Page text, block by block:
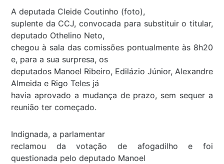
A deputada Cleide Coutinho (foto),
suplente da CCJ, convocada para substituir o titular,
deputado Othelino Neto,
chegou à sala das comissões pontualmente às 8h20
e, para a sua surpresa, os
deputados Manoel Ribeiro, Edilázio Júnior, Alexandre
Almeida e Rigo Teles já
havia aprovado a mudança de prazo, sem sequer a
reunião ter começado.
Indignada, a parlamentar
reclamou da votação de afogadilho e foi
questionada pelo deputado Manoel